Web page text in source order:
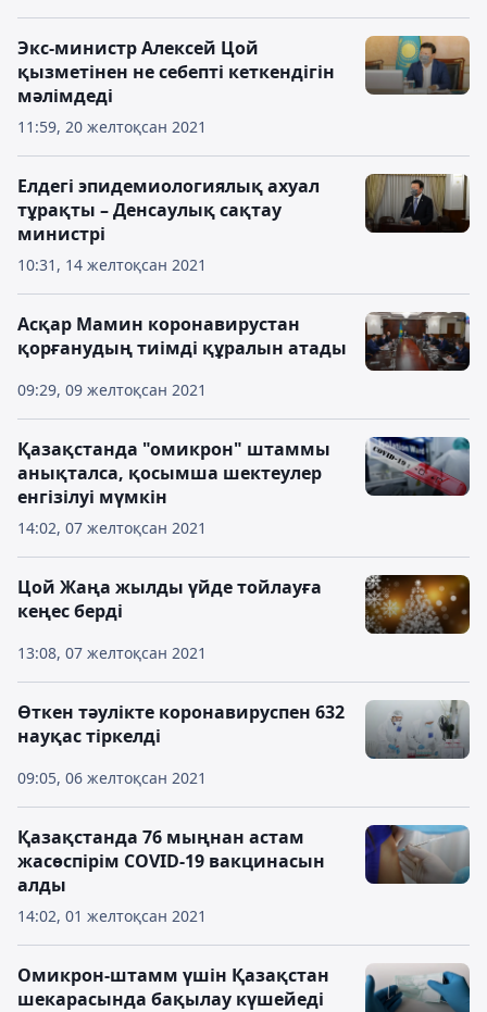
11:59, 20 желтоқсан 2021
Экс-министр Алексей Цой
қызметінен не себепті кеткендігін
мәлімдеді
10:31, 14 желтоқсан 2021
Елдегі эпидемиологиялық ахуал
тұрақты – Денсаулық сақтау
министрі
09:29, 09 желтоқсан 2021
Асқар Мамин коронавирустан
қорғанудың тиімді құралын атады
14:02, 07 желтоқсан 2021
Қазақстанда "омикрон" штаммы
анықталса, қосымша шектеулер
енгізілуі мүмкін
13:08, 07 желтоқсан 2021
Цой Жаңа жылды үйде тойлауға
кеңес берді
09:05, 06 желтоқсан 2021
Өткен тәулікте коронавируспен 632
науқас тіркелді
14:02, 01 желтоқсан 2021
Қазақстанда 76 мыңнан астам
жасөспірім COVID-19 вакцинасын
алды
Омикрон-штамм үшін Қазақстан
шекарасында бақылау күшейеді